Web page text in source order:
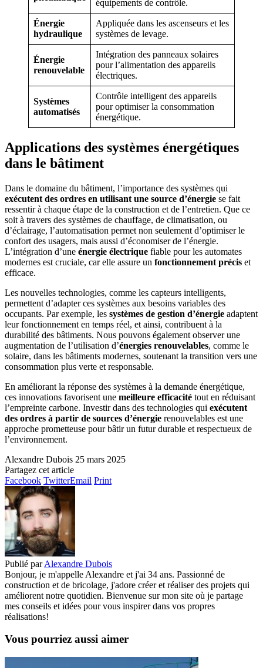
équipements de contrôle.
Énergie
hydraulique
Appliquée dans les ascenseurs et les
systèmes de levage.
Énergie
renouvelable
Intégration des panneaux solaires
pour l’alimentation des appareils
électriques.
Systèmes
automatisés
Contrôle intelligent des appareils
pour optimiser la consommation
énergétique.
Applications des systèmes énergétiques
dans le bâtiment
Dans le domaine du bâtiment, l’importance des systèmes qui
exécutent des ordres en utilisant une source d’énergie se fait
ressentir à chaque étape de la construction et de l’entretien. Que ce
soit à travers des systèmes de chauffage, de climatisation, ou
d’éclairage, l’automatisation permet non seulement d’optimiser le
confort des usagers, mais aussi d’économiser de l’énergie.
L’intégration d’une énergie électrique fiable pour les automates
modernes est cruciale, car elle assure un fonctionnement précis et
efficace.
Les nouvelles technologies, comme les capteurs intelligents,
permettent d’adapter ces systèmes aux besoins variables des
occupants. Par exemple, les systèmes de gestion d’énergie adaptent
leur fonctionnement en temps réel, et ainsi, contribuent à la
durabilité des bâtiments. Nous pouvons également observer une
augmentation de l’utilisation d’énergies renouvelables, comme le
solaire, dans les bâtiments modernes, soutenant la transition vers une
consommation plus verte et responsable.
En améliorant la réponse des systèmes à la demande énergétique,
ces innovations favorisent une meilleure efficacité tout en réduisant
l’empreinte carbone. Investir dans des technologies qui exécutent
des ordres à partir de sources d’énergie renouvelables est une
approche prometteuse pour bâtir un futur durable et respectueux de
l’environnement.
Alexandre Dubois 25 mars 2025
Partagez cet article
Facebook TwitterEmail Print
Publié par Alexandre Dubois
Bonjour, je m'appelle Alexandre et j'ai 34 ans. Passionné de
construction et de bricolage, j'adore créer et réaliser des projets qui
améliorent notre quotidien. Bienvenue sur mon site où je partage
mes conseils et idées pour vous inspirer dans vos propres
réalisations!
Vous pourriez aussi aimer